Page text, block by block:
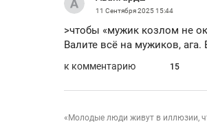
11 Сентября 202515:44
>чтобы «мужик козлом не
Валите всё на мужиков, ага.
к комментарию 15
«Молодые люди живут в иллюзии,